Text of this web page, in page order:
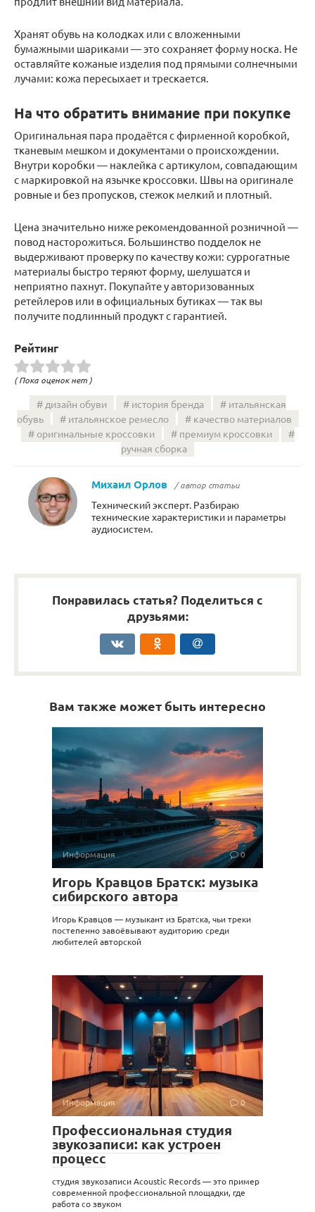
Хранят обувь на колодках или с вложенными
бумажными шариками — это сохраняет форму носка. Не
оставляйте кожаные изделия под прямыми солнечными
лучами: кожа пересыхает и трескается.
На что обратить внимание при покупке
Оригинальная пара продаётся с фирменной коробкой,
тканевым мешком и документами о происхождении.
Внутри коробки — наклейка с артикулом, совпадающим
с маркировкой на язычке кроссовки. Швы на оригинале
ровные и без пропусков, стежок мелкий и плотный.
Цена значительно ниже рекомендованной розничной —
повод насторожиться. Большинство подделок не
выдерживают проверку по качеству кожи: суррогатные
материалы быстро теряют форму, шелушатся и
неприятно пахнут. Покупайте у авторизованных
ретейлеров или в официальных бутиках — так вы
получите подлинный продукт с гарантией.
Рейтинг
( Пока оценок нет )
дизайн обуви история бренда
итальянская
обувь
итальянское ремесло
качество материалов
оригинальные кроссовки
премиум кроссовки
ручная сборка
Михаил Орлов / автор статьи
Технический эксперт. Разбираю
технические характеристики и параметры
аудиосистем.
Понравилась статья? Поделиться с
друзьями:
Вам также может быть интересно
Информация 0
Игорь Кравцов Братск: музыка
сибирского автора
Игорь Кравцов — музыкант из Братска, чьи треки
постепенно завоёвывают аудиторию среди
любителей авторской
Информация 0
Профессиональная студия
звукозаписи: как устроен
процесс
студия звукозаписи Acoustic Records — это пример
современной профессиональной площадки, где
работа со звуком